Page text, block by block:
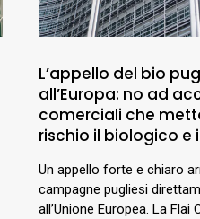
L’appello del bio
all’Europa: no ad
comerciali che
rischio il biologico e
Un appello forte e chiaro
campagne pugliesi
all’Unione Europea. La Flai